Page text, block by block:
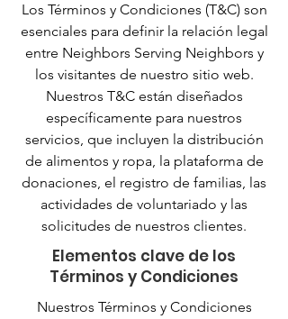
Los Términos y Condiciones (T&C) son
esenciales para definir la relación legal
entre Neighbors Serving Neighbors y
los visitantes de nuestro sitio web.
Nuestros T&C están diseñados
específicamente para nuestros
servicios, que incluyen la distribución
de alimentos y ropa, la plataforma de
donaciones, el registro de familias, las
actividades de voluntariado y las
solicitudes de nuestros clientes.
Elementos clave de los
Términos y Condiciones
Nuestros Términos y Condiciones